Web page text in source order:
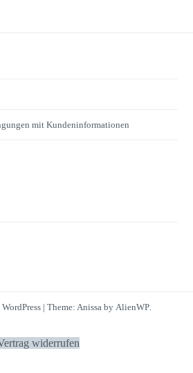
mit Kundeninformationen
| Theme: Anissa by AlienWP
widerrufen